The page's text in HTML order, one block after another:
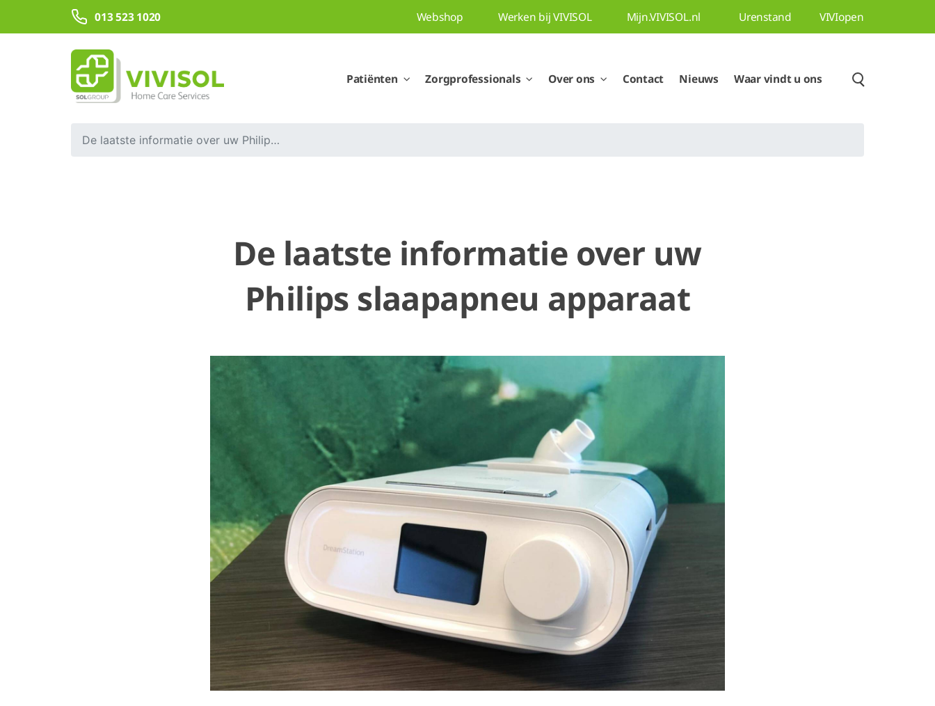
Skip to Main Content013 523 1020 Webshop Werken bij VIVISOL Mijn.VIVISOL.nl Urenstand VIVIopen
Patiënten Zorgprofessionals Over ons Contact Nieuws Waar vindt u ons
De laatste informatie over uw Philips slaapapneu apparaat
De laatste informatie over uw
Philips slaapapneu apparaat